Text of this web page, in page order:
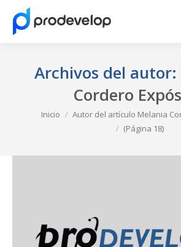
Archivos del autor:
Cordero
Estás aquí:
Inicio
Autor del artículo Melania
(Página 18)